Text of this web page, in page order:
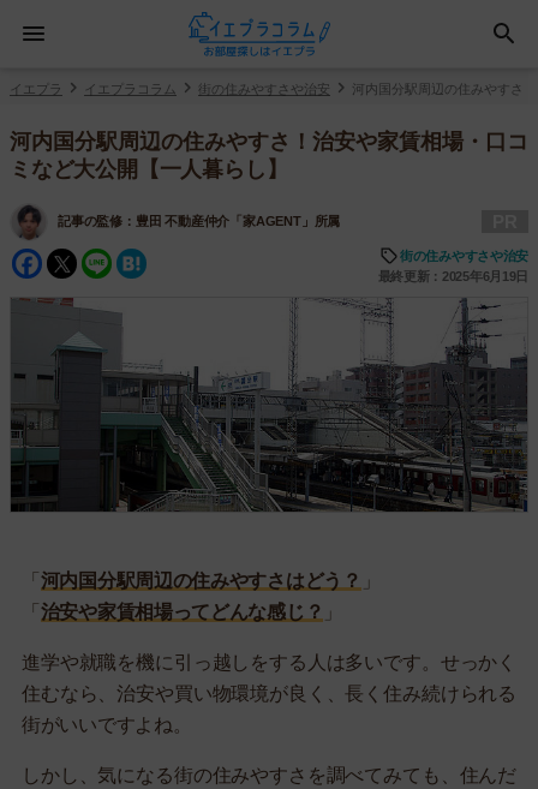
イエプラ イエプラコラム 街の住みやすさや治安 河内国分駅周辺の住みやすさ
河内国分駅周辺の住みやすさ！治安や家賃相場・口コ
ミなど大公開【一人暮らし】
記事の監修： 豊田 不動産仲介「家AGENT」所属
Facebook
Twitter
Line
街の住みやすさや治安
最終更新：2025年6月19日
「 河内国分駅周辺の住みやすさはどう？ 」
「 治安や家賃相場ってどんな感じ？ 」
進学や就職を機に引っ越しをする人は多いです。せっかく
住むなら、治安や買い物環境が良く、長く住み続けられる
街がいいですよね。
しかし、気になる街の住みやすさを調べてみても、住んだ